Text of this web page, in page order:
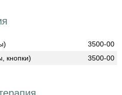
3500-00
кнопки)
3500-00